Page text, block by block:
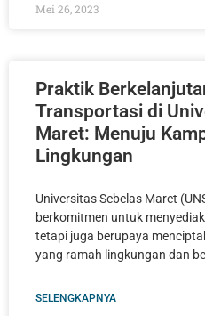
Mei 26, 2023
Praktik
Transportasi di
Maret: Menuju
Lingkungan
Universitas Sebelas Maret
berkomitmen untuk
tetapi juga berupaya
yang ramah lingkungan dan
SELENGKAPNYA